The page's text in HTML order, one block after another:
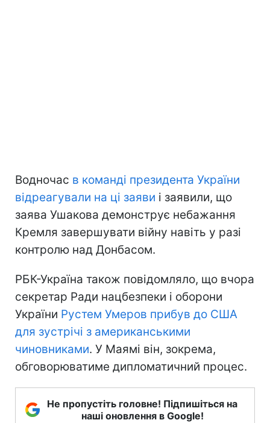
Водночас в команді президента України
відреагували на ці заяви і заявили, що
заява Ушакова демонструє небажання
Кремля завершувати війну навіть у разі
контролю над Донбасом.
РБК-Україна також повідомляло, що вчора
секретар Ради нацбезпеки і оборони
України Рустем Умеров прибув до США
для зустрічі з американськими
чиновниками. У Маямі він, зокрема,
обговорюватиме дипломатичний процес.
Не пропустіть головне! Підпишіться на
наші оновлення в Google!